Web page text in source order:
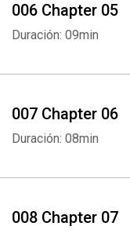
006 Chapter 05
Duración: 09min
007 Chapter 06
Duración: 08min
008 Chapter 07